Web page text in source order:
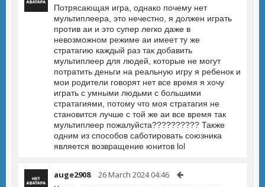
Потрясающая игра, однако почему нет
мультиплеера, это нечестно, я должен играть
против аи и это супер легко даже в
невозможном режиме аи имеет ту же
стратагию каждый раз так добавить
мультиплеер для людей, которые не могут
потратить деньги на реальную игру я ребенок и
мои родители говорят нет все время я хочу
играть с умными людьми с большими
стратагиями, потому что моя стратагия не
становится лучше с той же аи все время так
мультиплеер пожалуйста?????????? Также
одним из способов саботировать союзника
является возвращение юнитов lol
auge2908 26 March 2024 04:46